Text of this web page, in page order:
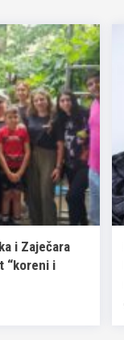
i Zaječara
“koreni i